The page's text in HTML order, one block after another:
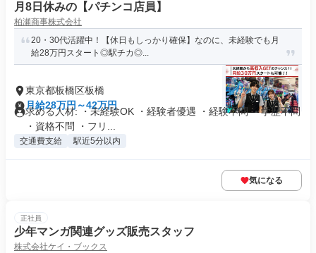
月8日休みの【パチンコ店員】
柏瀬商事株式会社
20・30代活躍中！【休日もしっかり確保】なのに、未経験でも月
給28万円スタート◎駅チカ◎...
東京都板橋区板橋
月給28万円～42万円
求める人材: ・未経験OK ・経験者優遇 ・経験不問 ・学歴不問
・資格不問 ・フリ...
交通費支給 駅近5分以内
気になる
正社員
少年マンガ関連グッズ販売スタッフ
株式会社ケイ・ブックス